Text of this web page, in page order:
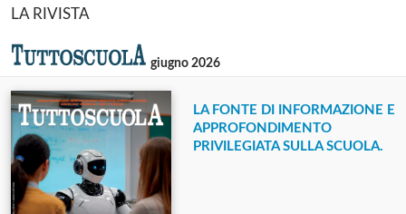
LA RIVISTA
giugno 2026
LA FONTE DI INFORMAZIONE E
APPROFONDIMENTO
PRIVILEGIATA SULLA SCUOLA.